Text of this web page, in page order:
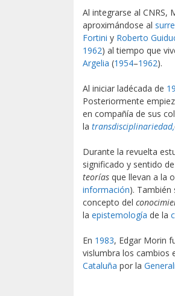
Al integrarse al CNRS,
aproximándose al
Fortini y Roberto
1962) al tiempo que
Argelia (1954–1962).
Al iniciar ladécada de
Posteriormente
en compañía de sus
la transdisciplinariedad,
Durante la revuelta
significado y sentido
teorías que llevan a la
información).
concepto del
la epistemología de la
En 1983, Edgar Morin
vislumbra los cambios
Cataluña por la